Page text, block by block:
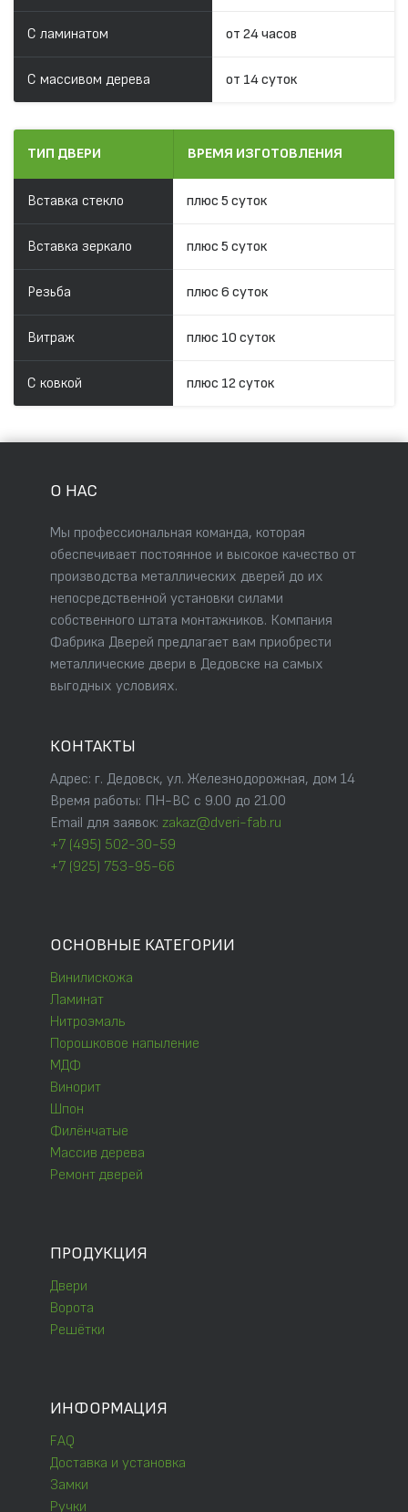
С ламинатом от 24 часов
С массивом дерева от 14 суток
ТИП ДВЕРИ ВРЕМЯ ИЗГОТОВЛЕНИЯ
Вставка стекло плюс 5 суток
Вставка зеркало плюс 5 суток
Резьба плюс 6 суток
Витраж плюс 10 суток
С ковкой плюс 12 суток
О НАС
Мы профессиональная команда, которая
обеспечивает постоянное и высокое качество от
производства металлических дверей до их
непосредственной установки силами
собственного штата монтажников. Компания
Фабрика Дверей предлагает вам приобрести
металлические двери в Дедовске на самых
выгодных условиях.
КОНТАКТЫ
Адрес: г. Дедовск, ул. Железнодорожная, дом 14
Время работы: ПН-ВС с 9.00 до 21.00
Email для заявок: zakaz@dveri-fab.ru
+7 (495) 502-30-59
+7 (925) 753-95-66
ОСНОВНЫЕ КАТЕГОРИИ
Винилискожа
Ламинат
Нитроэмаль
Порошковое напыление
МДФ
Винорит
Шпон
Филёнчатые
Массив дерева
Ремонт дверей
ПРОДУКЦИЯ
Двери
Ворота
Решётки
ИНФОРМАЦИЯ
FAQ
Доставка и установка
Замки
Ручки